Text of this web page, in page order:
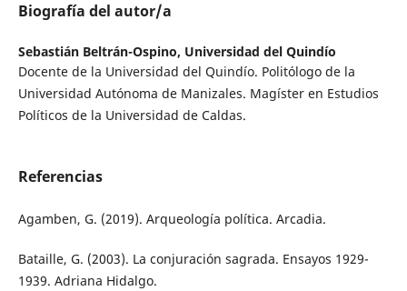
Biografía del autor/a
Sebastián Beltrán-Ospino, Universidad del Quindío
Docente de la Universidad del Quindío. Politólogo de la
Universidad Autónoma de Manizales. Magíster en Estudios
Políticos de la Universidad de Caldas.
Referencias
Agamben, G. (2019). Arqueología política. Arcadia.
Bataille, G. (2003). La conjuración sagrada. Ensayos 1929-
1939. Adriana Hidalgo.